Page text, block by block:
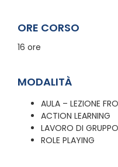
ORE CORSO
16 ore
MODALITÀ
AULA – LEZIONE
ACTION LEARNING
LAVORO DI GRUPPO
ROLE PLAYING